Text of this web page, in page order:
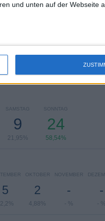
und unten auf der Webseite
SAMSTAG
9
21,95%
SONNTAG
24
58,54%
5
OKTOBER
2
4,88%
NOVEMBER
-
- %
-
- %